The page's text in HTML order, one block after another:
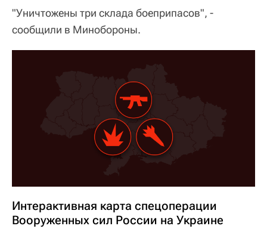
"Уничтожены три склада боеприпасов", -
сообщили в Минобороны.
Интерактивная карта спецоперации
Вооруженных сил России на Украине